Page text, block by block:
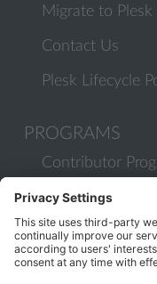
Migrate to Plesk
Contact Us
Plesk Lifecycle
PROGRAMS
Contributor
Partner Program
COMMUNITY